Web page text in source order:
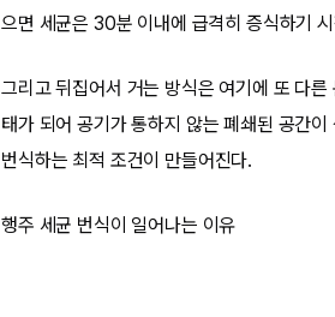
으면 세균은 30분 이내에 급격히 증식하기
그리고 뒤집어서 거는 방식은 여기에 또 다
태가 되어 공기가 통하지 않는 폐쇄된 공간
번식하는 최적 조건이 만들어진다.
행주 세균 번식이 일어나는 이유